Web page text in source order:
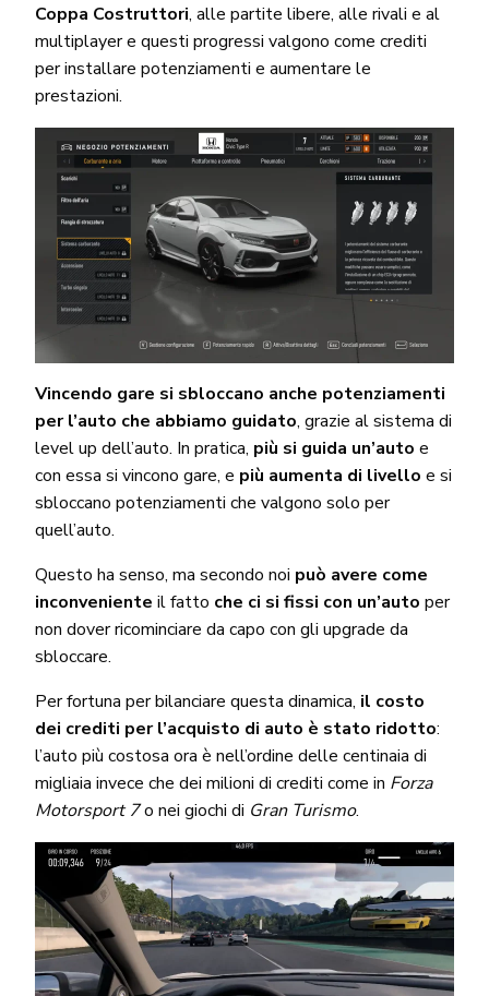
Coppa Costruttori, alle partite libere, alle rivali e al
multiplayer e questi progressi valgono come crediti
per installare potenziamenti e aumentare le
prestazioni.
Vincendo gare si sbloccano anche potenziamenti
per l’auto che abbiamo guidato, grazie al sistema di
level up dell’auto. In pratica, più si guida un’auto e
con essa si vincono gare, e più aumenta di livello e si
sbloccano potenziamenti che valgono solo per
quell’auto.
Questo ha senso, ma secondo noi può avere come
inconveniente il fatto che ci si fissi con un’auto per
non dover ricominciare da capo con gli upgrade da
sbloccare.
Per fortuna per bilanciare questa dinamica, il costo
dei crediti per l’acquisto di auto è stato ridotto:
l’auto più costosa ora è nell’ordine delle centinaia di
migliaia invece che dei milioni di crediti come in Forza
Motorsport 7o nei giochi di Gran Turismo.